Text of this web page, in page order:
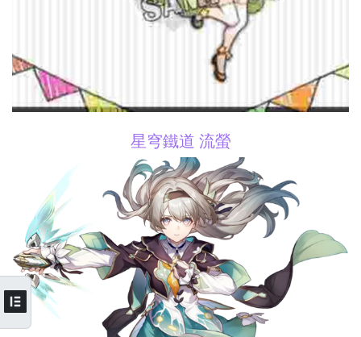
星穹鐵道 流螢